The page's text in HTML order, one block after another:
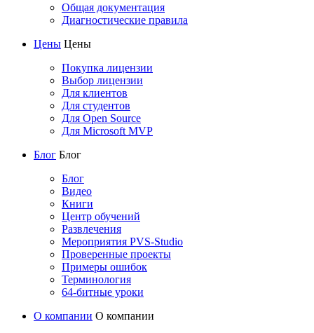
Общая документация
Диагностические правила
Цены Цены
Покупка лицензии
Выбор лицензии
Для клиентов
Для студентов
Для Open Source
Для Microsoft MVP
Блог Блог
Блог
Видео
Книги
Центр обучений
Развлечения
Мероприятия PVS-Studio
Проверенные проекты
Примеры ошибок
Терминология
64-битные уроки
О компании О компании